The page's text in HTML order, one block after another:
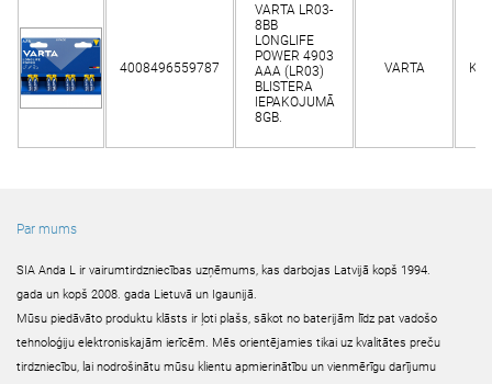
4008496559787
VARTA LR03-
8BB
LONGLIFE
POWER 4903
AAA (LR03)
BLISTERA
IEPAKOJUMĀ
8GB.
VARTA
Par mums
SIA Anda L ir vairumtirdzniecības uzņēmums, kas darbojas Latvijā kopš 1994.
gada un kopš 2008. gada Lietuvā un Igaunijā.
Mūsu piedāvāto produktu klāsts ir ļoti plašs, sākot no baterijām līdz pat vadošo
tehnoloģiju elektroniskajām ierīcēm. Mēs orientējamies tikai uz kvalitātes preču
tirdzniecību, lai nodrošinātu mūsu klientu apmierinātību un vienmērīgu darījumu